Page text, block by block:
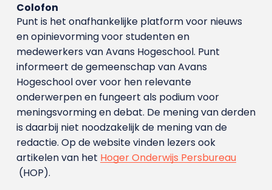
Colofon
Punt is het onafhankelijke platform voor nieuws
en opinievorming voor studenten en
medewerkers van Avans Hoge­school. Punt
informeert de gemeenschap van Avans
Hogeschool over voor hen relevante
onderwerpen en fungeert als podium voor
meningsvorming en debat. De mening van derden
is daarbij niet noodzakelijk de mening van de
redactie. Op de website vinden lezers ook
artikelen van het Hoger Onderwijs Persbureau
(HOP).